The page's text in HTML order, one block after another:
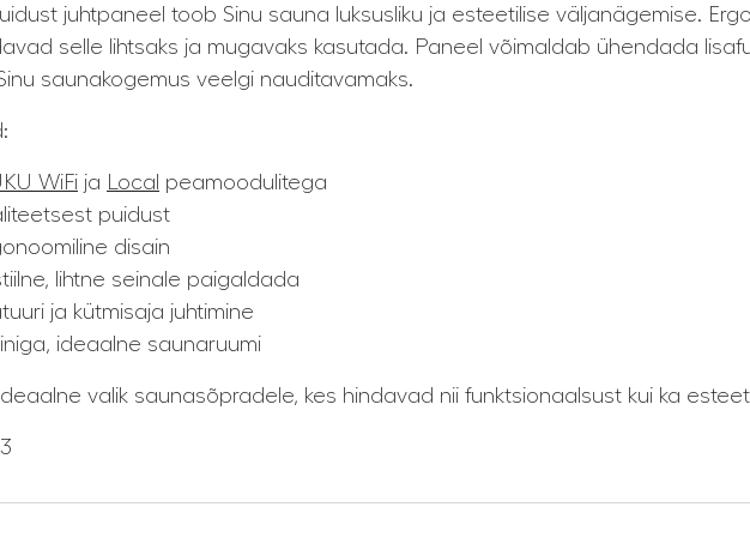
juhtpaneel toob Sinu sauna luksusliku ja esteetilise väljanägemise.
selle lihtsaks ja mugavaks kasutada. Paneel võimaldab ühendada
saunakogemus veelgi nauditavamaks.
WiFi ja Local peamoodulitega
puidust
disain
lihtne seinale paigaldada
ja kütmisaja juhtimine
ideaalne saunaruumi
valik saunasõpradele, kes hindavad nii funktsionaalsust kui ka